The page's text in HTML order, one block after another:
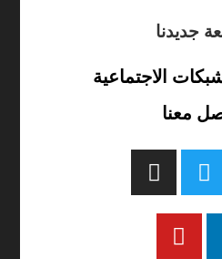
جديدنا
الاجتماعية
معنا